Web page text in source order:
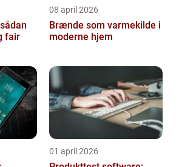
fair
08 april 2026
Brænde som varmekilde i
moderne hjem
01 april 2026